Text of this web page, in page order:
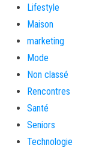
Lifestyle
Maison
marketing
Mode
Non classé
Rencontres
Santé
Seniors
Technologie